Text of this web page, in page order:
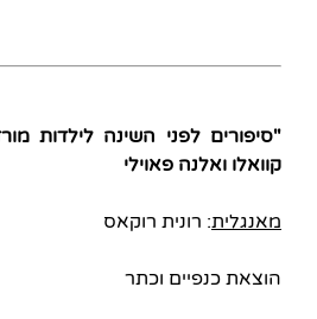
"סיפורים לפני השינה לילדות
קוואלו ואלנה פאוילי
מאנגלית: רונית רוקאס
הוצאת כנפיים וכתר